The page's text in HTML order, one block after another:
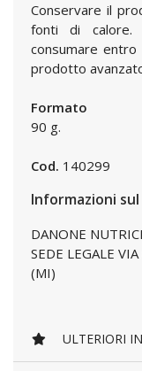
Conservare il
fonti di calore.
consumare
prodotto
Formato
90 g.
Cod. 140299
Informazioni
DANONE
SEDE LEGALE
(MI)
ULTERIORI